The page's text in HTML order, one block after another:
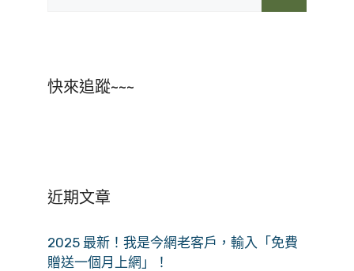
快來追蹤~~~
近期文章
2025 最新！我是今網老客戶，輸入「免費
贈送一個月上網」！